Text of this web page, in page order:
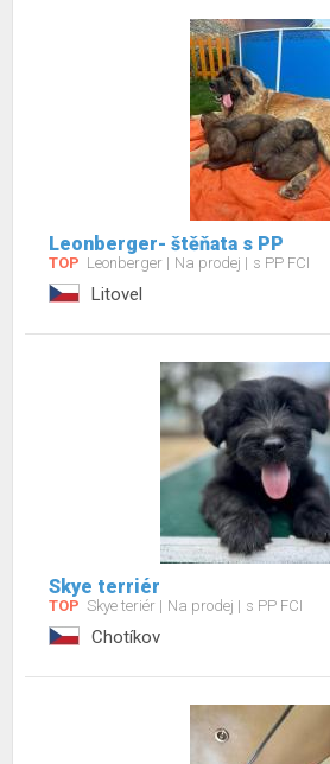
Leonberger- štěňata s PP
TOP Leonberger Na prodej s PP FCI
Litovel
Skye terriér
TOP Skye teriér Na prodej s PP FCI
Chotíkov